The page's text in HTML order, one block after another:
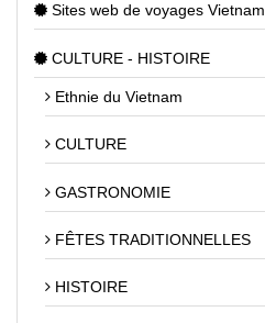
Sites web de voyages Vietnam
CULTURE - HISTOIRE
Ethnie du Vietnam
CULTURE
GASTRONOMIE
FÊTES TRADITIONNELLES
HISTOIRE